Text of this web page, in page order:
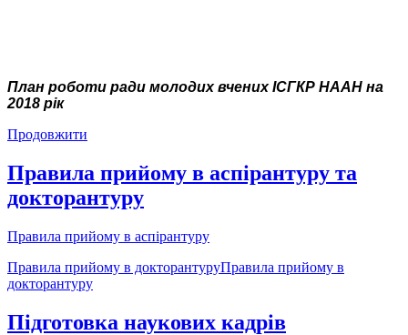
План роботи ради молодих вчених ІСГКР НААН на
2018 рік
Продовжити
Правила прийому в аспірантуру та
докторантуру
Правила прийому в аспірантуру
Правила прийому в докторантуруПравила прийому в
докторантуру
Підготовка наукових кадрів